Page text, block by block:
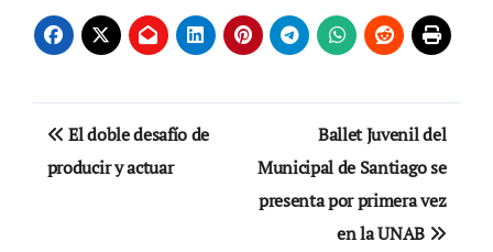
Navegación
de
El doble desafío de
producir y actuar
Ballet Juvenil del
Municipal de Santiago se
presenta por primera vez
en la UNAB